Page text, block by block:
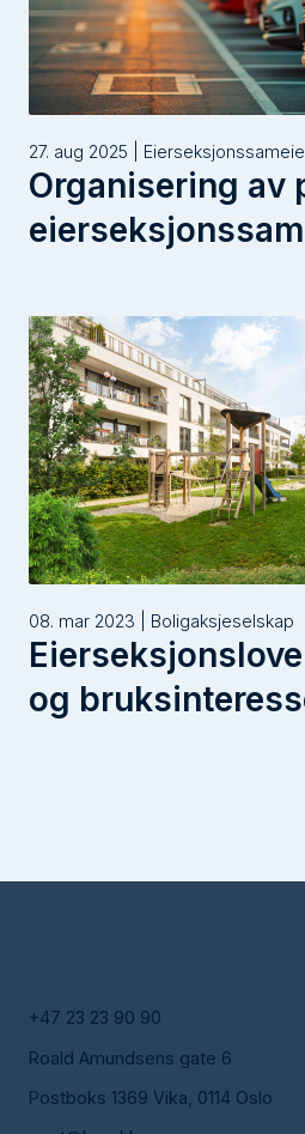
27. aug 2025 | Eierseksjonssameie
Organisering av
08. mar 2023 | Boligaksjeselskap
og
+47 23 23 90 90
Roald Amundsens gate 6
Postboks 1369 Vika, 0114 Oslo